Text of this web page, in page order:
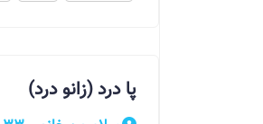
پا درد (زانو درد)